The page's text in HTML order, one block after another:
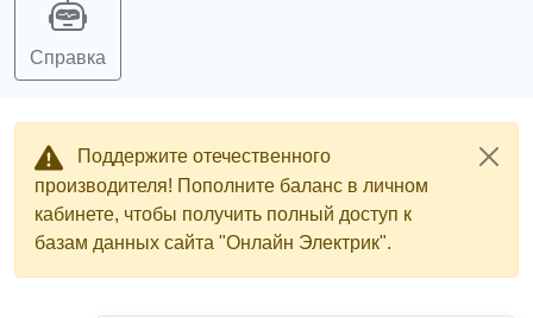
Справка
Поддержите отечественного
производителя! Пополните баланс в личном
кабинете, чтобы получить полный доступ к
базам данных сайта "Онлайн Электрик".